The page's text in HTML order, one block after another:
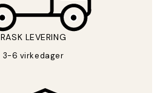
RASK LEVERING
3-6 virkedager